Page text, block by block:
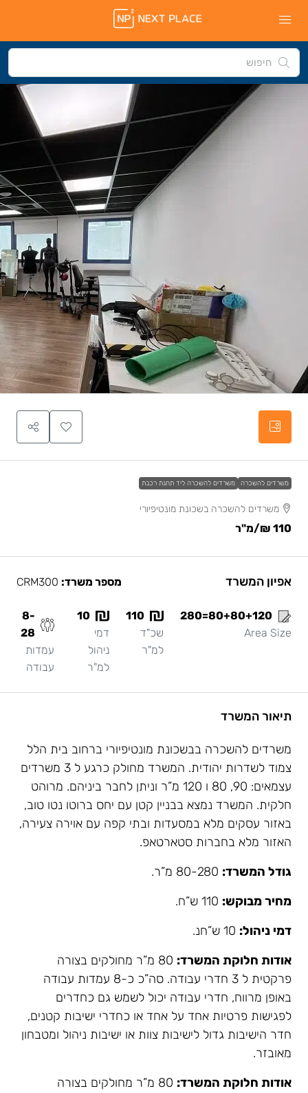
משרדים להשכרה משרדים להשכרה ליד תחנת רכבת
משרדים להשכרה בשכונת מונטיפיורי
110 ₪ /מ"ר
אפיון המשרד מספר משרד:
80+80+120=280
Area Size
110
שכ"ד
למ"ר
10
דמי
ניהול
למ"ר
8-
28
עמדות
עבודה
תיאור המשרד
משרדים להשכרה בבשכונת מונטיפיורי ברחוב בית הלל
צמוד לשדרות יהודית. המשרד מחולק כרגע ל 3 משרדים
עצמאים: 90, 80 ו 120 מ”ר וניתן לחבר ביניהם. מרוהט
חלקית. המשרד נמצא בבניין קטן עם יחס ברוטו נטו טוב,
באזור עסקים מלא במסעדות ובתי קפה עם אוירה צעירה,
האזור מלא בחברות סטארטאפ.
גודל המשרד:
מחיר מבוקש:
דמי ניהול:
אודות חלוקת המשרד:
80 מ”ר מחולקים בצורה
פרקטית ל 3 חדרי עבודה. סה”כ כ-8 עמדות עבודה
באופן מרווח, חדרי עבודה יכול לשמש גם כחדרים
לפגישות פרטיות אחד על אחד או כחדרי ישיבות קטנים,
חדר הישיבות גדול לישיבות צוות או ישיבות ניהול ומטבחון
מאובזר.
אודות חלוקת המשרד:
80 מ”ר מחולקים בצורה